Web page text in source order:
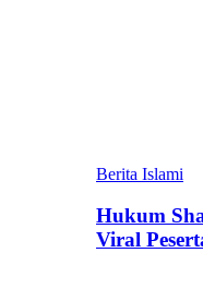
Berita Islami
Hukum
Viral